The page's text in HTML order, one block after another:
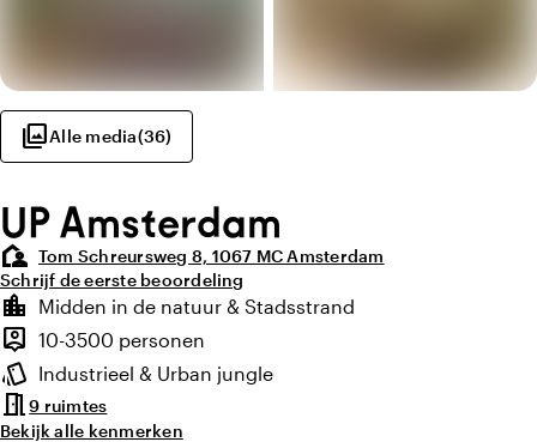
photo_libraryAlle media(36)
UP Amsterdam
location_away Tom Schreursweg 8, 1067 MC Amsterdam
Schrijf de eerste beoordeling
Highlights
location_city
Locatie en omgeving
Midden in de natuur & Stadsstrand
person_pin
Capaciteit
10-3500 personen
style
Sfeer en uitstraling
Industrieel & Urban jungle
meeting_room9 ruimtes
Bekijk alle kenmerken